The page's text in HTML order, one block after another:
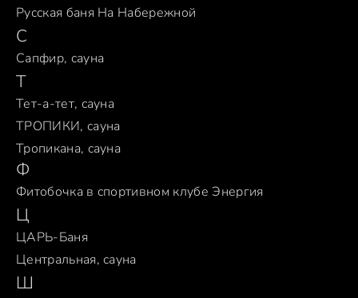
Русская баня На Набережной
С
Сапфир, сауна
Т
Тет-а-тет, сауна
ТРОПИКИ, сауна
Тропикана, сауна
Ф
Фитобочка в спортивном клубе Энергия
Ц
ЦАРЬ-Баня
Центральная, сауна
Ш